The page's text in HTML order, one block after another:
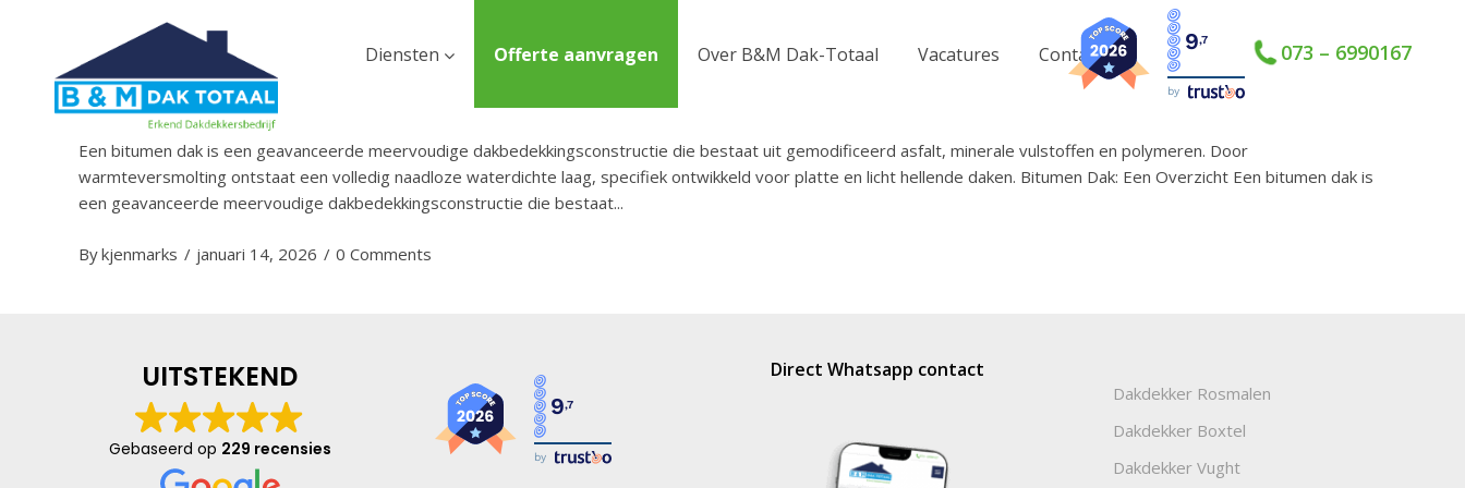
Diensten Offerte aanvragen Over B&M Dak-Totaal Vacatures Contact
9,7
by
073 – 6990167
Bitumen dak
Een bitumen dak is een geavanceerde meervoudige dakbedekkingsconstructie die bestaat uit gemodificeerd asfalt, minerale vulstoffen en polymeren. Door
warmteversmolting ontstaat een volledig naadloze waterdichte laag, specifiek ontwikkeld voor platte en licht hellende daken. Bitumen Dak: Een Overzicht Een bitumen dak is
een geavanceerde meervoudige dakbedekkingsconstructie die bestaat
Bykjenmarks januari 14, 2026 0 Comments
UITSTEKEND
Gebaseerd op 229 recensies
9,7
by
Direct Whatsapp contact
Dakdekker Rosmalen
Dakdekker Boxtel
Dakdekker Vught